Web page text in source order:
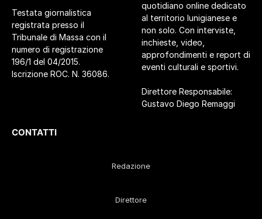
Testata giornalistica
registrata presso il
Tribunale di Massa con il
numero di registrazione
196/1 del 04/2015.
Iscrizione ROC. N. 36086.
quotidiano online dedicato
al territorio lunigianese e
non solo. Con interviste,
inchieste, video,
approfondimenti e report di
eventi culturali e sportivi.
Direttore Responsabile:
Gustavo Diego Remaggi
CONTATTI
Redazione
Direttore